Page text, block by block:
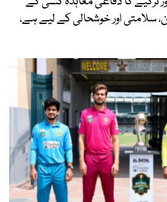
سلامتی اور خوشحالی کے لیے ہے،